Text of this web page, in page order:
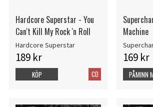
Hardcore Superstar - You
Can't Kill My Rock 'n Roll
Hardcore Superstar
189 kr
CD
KÖP
Machine
169 kr
PÅMINN